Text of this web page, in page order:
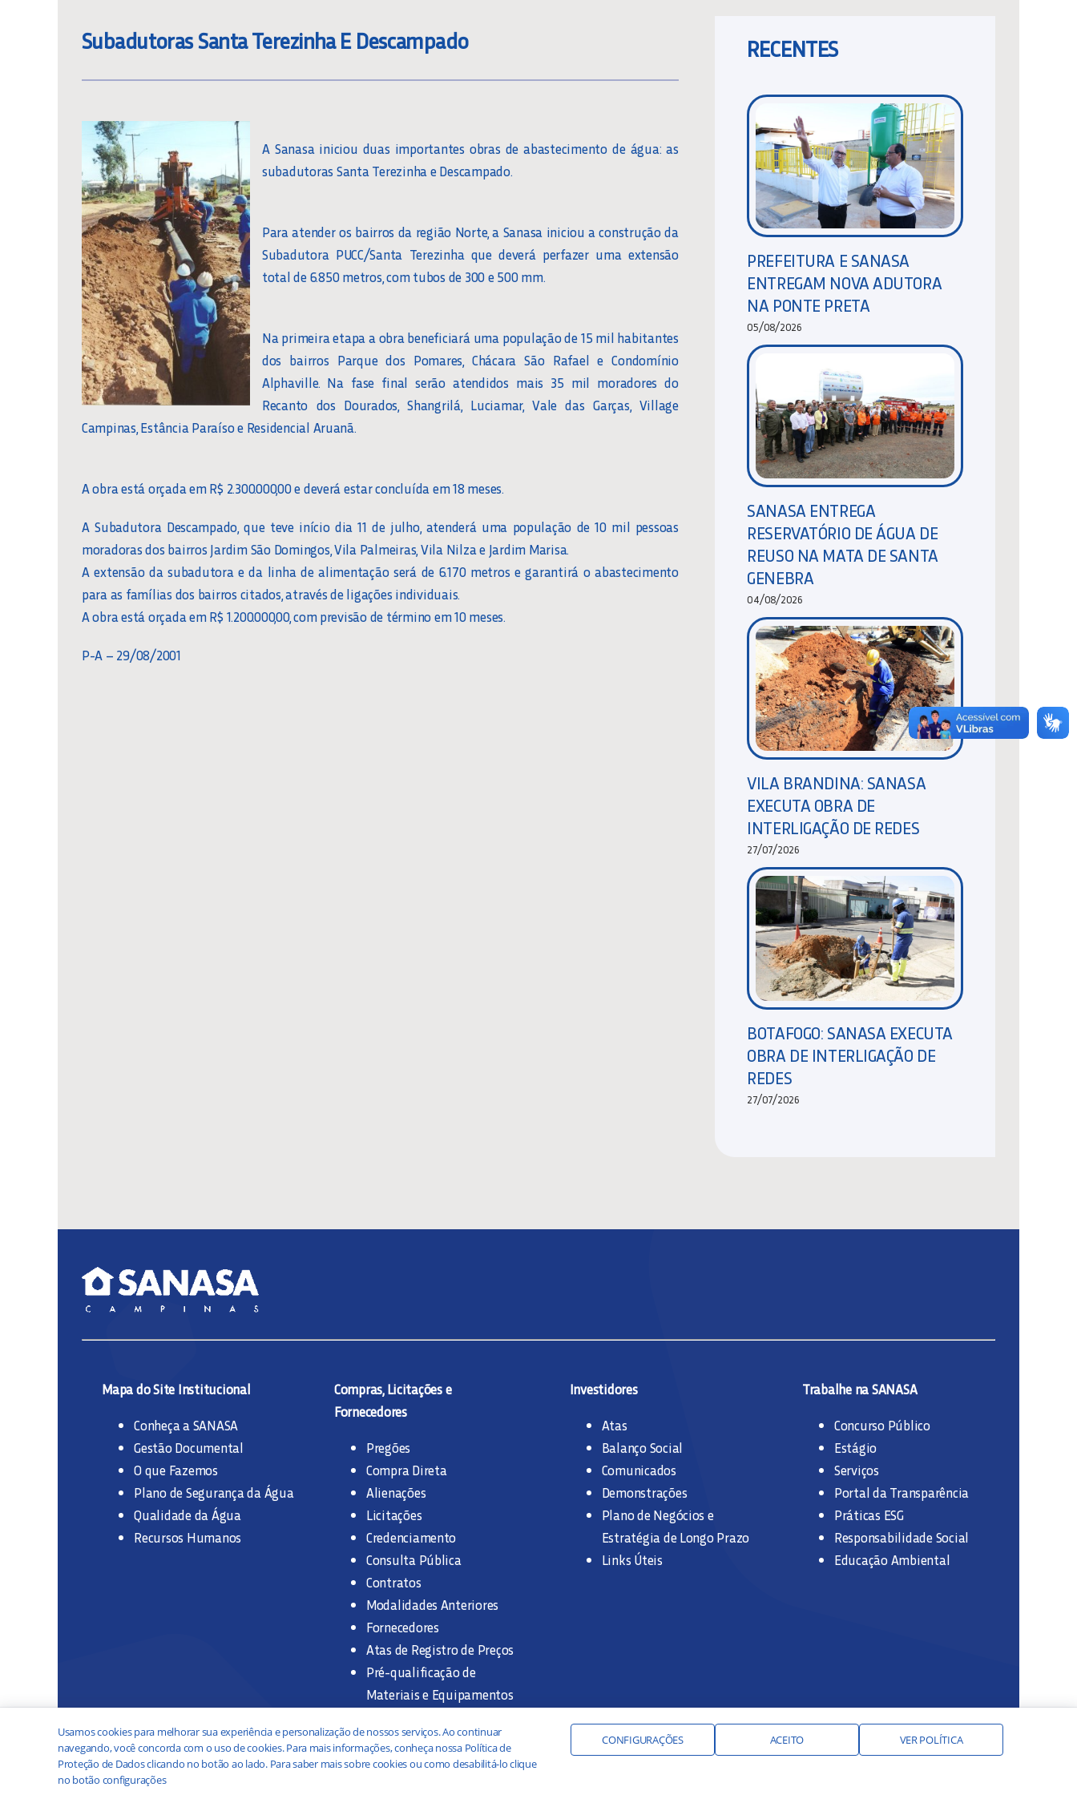
Subadutoras Santa Terezinha E Descampado
A Sanasa iniciou duas importantes obras de abastecimento de água: as
subadutoras Santa Terezinha e Descampado.
Para atender os bairros da região Norte, a Sanasa iniciou a construção da
Subadutora PUCC/Santa Terezinha que deverá perfazer uma extensão
total de 6.850 metros, com tubos de 300 e 500 mm.
Na primeira etapa a obra beneficiará uma população de 15 mil habitantes
dos bairros Parque dos Pomares, Chácara São Rafael e Condomínio
Alphaville. Na fase final serão atendidos mais 35 mil moradores do
Recanto dos Dourados, Shangrilá, Luciamar, Vale das Garças, Village
Campinas, Estância Paraíso e Residencial Aruanã.
A obra está orçada em R$ 2.300.000,00 e deverá estar concluída em 18 meses.
A Subadutora Descampado, que teve início dia 11 de julho, atenderá uma população de 10 mil pessoas
moradoras dos bairros Jardim São Domingos, Vila Palmeiras, Vila Nilza e Jardim Marisa.
A extensão da subadutora e da linha de alimentação será de 6.170 metros e garantirá o abastecimento
para as famílias dos bairros citados, através de ligações individuais.
A obra está orçada em R$ 1.200.000,00, com previsão de término em 10 meses.
P-A – 29/08/2001
RECENTES
PREFEITURA E SANASA
ENTREGAM NOVA ADUTORA
NA PONTE PRETA
05/08/2026
SANASA ENTREGA
RESERVATÓRIO DE ÁGUA DE
REUSO NA MATA DE SANTA
GENEBRA
04/08/2026
VILA BRANDINA: SANASA
EXECUTA OBRA DE
INTERLIGAÇÃO DE REDES
27/07/2026
BOTAFOGO: SANASA EXECUTA
OBRA DE INTERLIGAÇÃO DE
REDES
27/07/2026
Mapa do Site Institucional
Conheça a SANASA
Gestão Documental
O que Fazemos
Plano de Segurança da Água
Qualidade da Água
Recursos Humanos
Compras, Licitações e
Fornecedores
Pregões
Compra Direta
Alienações
Licitações
Credenciamento
Consulta Pública
Contratos
Modalidades Anteriores
Fornecedores
Atas de Registro de Preços
Pré-qualificação de
Materiais e Equipamentos
Documentação Interna
Investidores
Atas
Balanço Social
Comunicados
Demonstrações
Plano de Negócios e
Estratégia de Longo Prazo
Links Úteis
Trabalhe na SANASA
Concurso Público
Estágio
Serviços
Portal da Transparência
Práticas ESG
Responsabilidade Social
Educação Ambiental
Usamos cookies para melhorar sua experiência e personalização de nossos serviços. Ao continuar
navegando, você concorda com o uso de cookies. Para mais informações, conheça nossa Política de
Proteção de Dados clicando no botão ao lado. Para saber mais sobre cookies ou como desabilitá-lo clique
no botão configurações
CONFIGURAÇÕES ACEITO VER POLÍTICA